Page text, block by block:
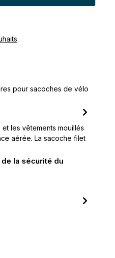
pour sacoches de vélo
les vêtements mouillés
aérée. La sacoche filet
la sécurité du